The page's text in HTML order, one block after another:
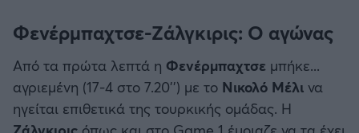
Φενέρμπαχτσε-Ζάλγκιρις: Ο αγώνας
Από τα πρώτα λεπτά η Φενέρμπαχτσε μπήκε...
αγριεμένη (17-4 στο 7.20’’) με το Νικολό Μέλι να
ηγείται επιθετικά της τουρκικής ομάδας. Η